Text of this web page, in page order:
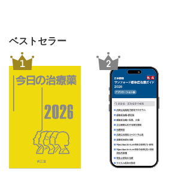
シーン4 エナラプリル（ACE阻害薬）による
シーン5 小柴胡湯（漢方製剤）による間質性
6 肝障害アセスメント
・薬物性肝障害の分類と発症機序
・薬物性肝障害を特定する上で除外する慢性
・薬物性肝障害診断基準スコアリングシステ
・今後の展望
シーン1 アセトアミノフェンによる肝障害
シーン2 ジクロフェナク（NSAIDs）による
シーン3 イソニアジド（抗結核薬）による
シーン4 パニペネム（β-ラクタム系抗菌薬）
シーン5 ボリコナゾール（抗真菌薬）によ
シーン3 イオキサグル酸（ヨード造影剤
シーン4 インフリキシマブ（抗体医薬）
われた！
シーン5 メフェナム酸（NSAIDs）によ
シーン6 リドカイン製剤によるショック
シーン7 セフメタゾール（β-ラクタム
fever が疑われた！
2 皮膚障害アセスメント
・薬疹の分類
ベストセラー
1 2